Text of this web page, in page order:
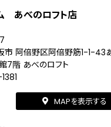
あべのロフト店
市 阿倍野区阿倍野筋1-1-43
7階 あべのロフト
MAPを表示する